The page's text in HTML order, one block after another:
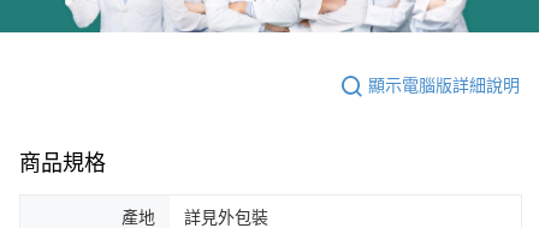
顯示電腦版詳細說明
商品規格
產地 詳見外包裝